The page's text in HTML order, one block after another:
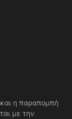
η παραπομπή
με την